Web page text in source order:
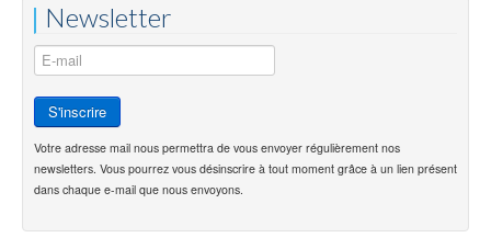
Newsletter
Votre adresse mail nous permettra de vous envoyer régulièrement nos
newsletters. Vous pourrez vous désinscrire à tout moment grâce à un lien présent
dans chaque e-mail que nous envoyons.